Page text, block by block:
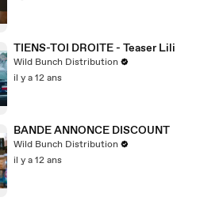
TIENS-TOI DROITE - Teaser Lili
Wild Bunch Distribution
il y a 12 ans
BANDE ANNONCE DISCOUNT
Wild Bunch Distribution
il y a 12 ans